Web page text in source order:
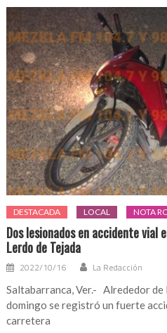
DESTACADA LOCAL NOTA
Dos lesionados en accidente
Lerdo de Tejada
2022/10/16 La Redacción
Saltabarranca, Ver.- Alrededor de
domingo se registró un fuerte
carretera